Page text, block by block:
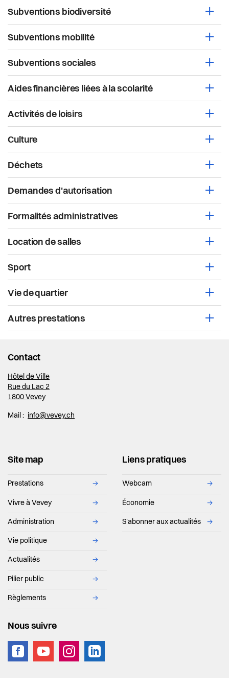
Actualités
Pilier public
Règlements
Subventions biodiversité
Subventions mobilité
Subventions sociales
Aides financières liées à la scolarité
Activités de loisirs
Culture
Déchets
Demandes d'autorisation
Formalités administratives
Location de salles
Sport
Vie de quartier
Autres prestations
Contact
Hôtel de Ville
Rue du Lac 2
1800 Vevey
Mail : info@vevey.ch
Site map
Prestations →
Vivre à Vevey →
Administration →
Vie politique →
Actualités →
Pilier public →
Règlements →
Liens pratiques
Webcam →
Économie →
S'abonner aux actualités →
Nous suivre